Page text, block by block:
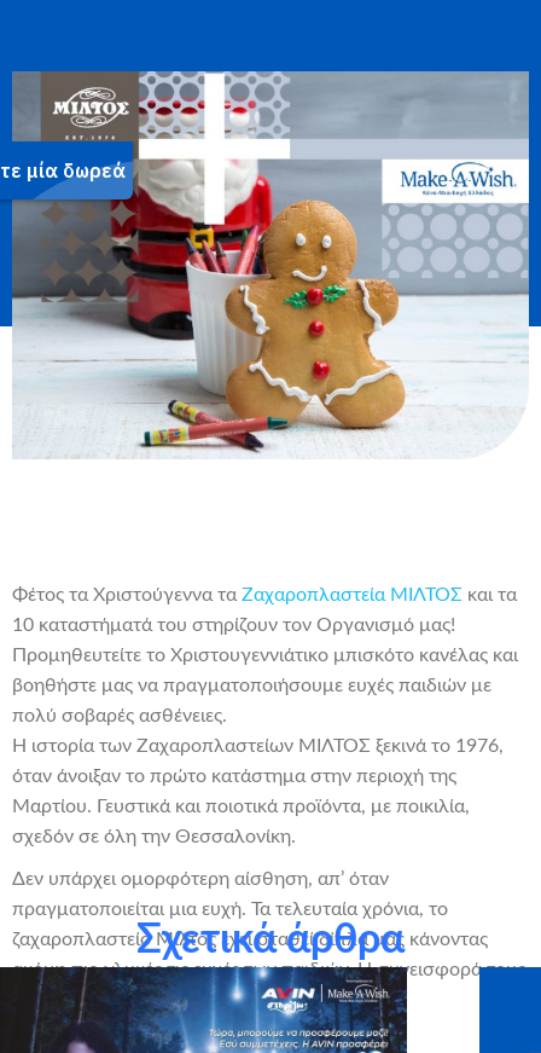
Φέτος τα Χριστούγεννα τα Ζαχαροπλαστεία ΜΙΛΤΟΣ και τα
10 καταστήματά του στηρίζουν τον Οργανισμό μας!
Προμηθευτείτε το Χριστουγεννιάτικο μπισκότο κανέλας και
βοηθήστε μας να πραγματοποιήσουμε ευχές παιδιών με
πολύ σοβαρές ασθένειες.
Η ιστορία των Ζαχαροπλαστείων ΜΙΛΤΟΣ ξεκινά το 1976,
όταν άνοιξαν το πρώτο κατάστημα στην περιοχή της
Μαρτίου. Γευστικά και ποιοτικά προϊόντα, με ποικιλία,
σχεδόν σε όλη την Θεσσαλονίκη.
Δεν υπάρχει ομορφότερη αίσθηση, απ’ όταν
πραγματοποιείται μια ευχή. Τα τελευταία χρόνια, το
ζαχαροπλαστείο Μίλτος έχει σταθεί δίπλα μας κάνοντας
ακόμη πιο γλυκές τις ευχές των παιδιών. Η συνεισφορά τους
είναι σημαντική για εμάς!
Σχετικά άρθρα